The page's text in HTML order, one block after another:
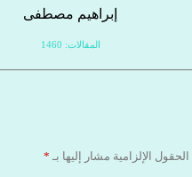
إبراهيم مصطفى
المقالات: 1460
الحقول الإلزامية مشار إليها بـ *